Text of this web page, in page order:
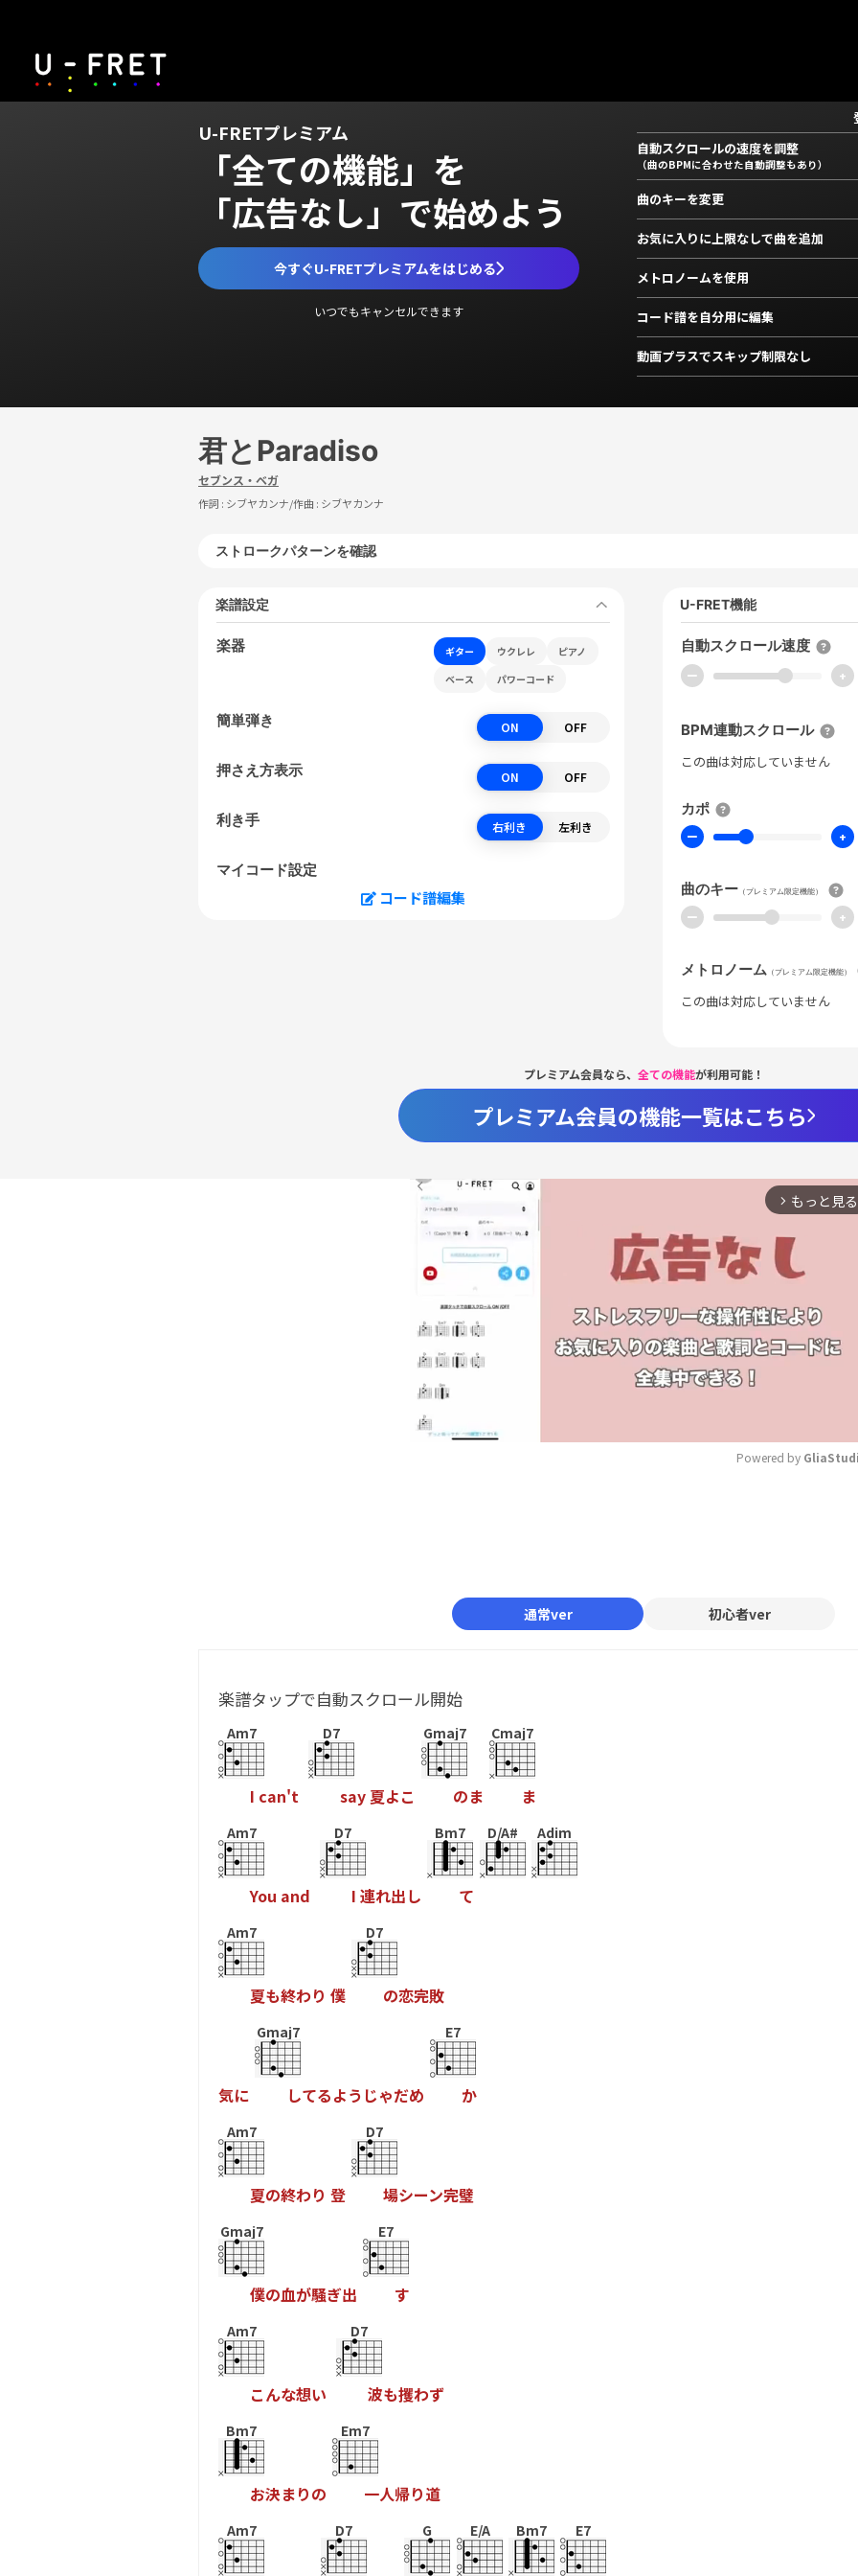
U-FRETプレミアム
「全ての機能」を
「広告なし」で始めよう
今すぐU-FRETプレミアムをはじめる
いつでもキャンセルできます
自動スクロールの速度を調整
（曲のBPMに合わせた自動調整もあり）
曲のキーを変更
お気に入りに上限なしで曲を追加
メトロノームを使用
コード譜を自分用に編集
動画プラスでスキップ制限なし
君とParadiso
セブンス・ベガ
作詞 : シブヤカンナ/作曲 : シブヤカンナ
ストロークパターンを確認
楽譜設定
楽器 ギター ウクレレ
ピアノ
ベース
パワーコード
簡単弾き ON OFF
押さえ方表示 ON OFF
利き手 右利き 左利き
マイコード設定
コード譜編集
U-FRET機能
自動スクロール速度
ー +
BPM連動スクロール
この曲は対応していません
カポ
ー +
曲のキー （プレミアム限定機能）
ー +
メトロノーム （プレミアム限定機能）
この曲は対応していません
プレミアム会員なら、 全ての機能が利用可能！
プレミアム会員の機能一覧はこちら
arrow_forward_ios もっと見る
Powered by
通常ver 初心者ver
楽譜タップで自動スクロール開始
Am7
I can't
D7
say 夏よこ
Gmaj7
のま
Cmaj7
ま
Am7
You and
D7
I 連れ出し
Bm7
て
D/A# Adim
Am7
夏も終わり 僕
D7
の恋完敗
気に
Gmaj7
してるよう じゃだめ
E7
か
Am7
夏の終わり 登
D7
場シーン完璧
Gmaj7
僕の血が騒ぎ出
E7
す
Am7
こんな想い
D7
波も攫わず
Bm7
お決まりの
Em7
一人帰り道
Am7 D7 G E/A Bm7 E7